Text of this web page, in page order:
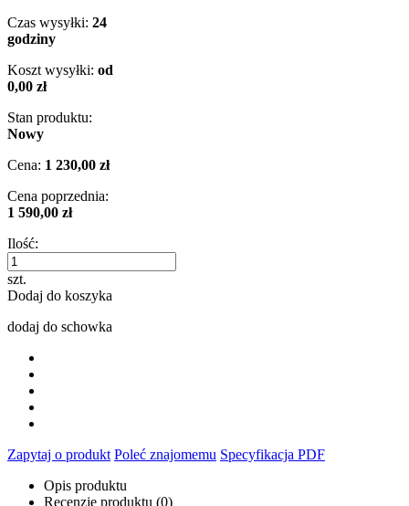
Czas wysyłki: 24
godziny
Koszt wysyłki: od
0,00 zł
Stan produktu:
Nowy
Cena: 1 230,00 zł
Cena poprzednia:
1 590,00 zł
Ilość:
szt.
Dodaj do koszyka
dodaj do schowka
Zapytaj o produkt Poleć znajomemu Specyfikacja PDF
Opis produktu
Recenzje produktu (0)